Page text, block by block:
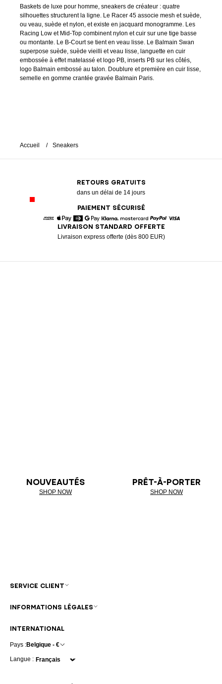
Baskets de luxe pour homme, sneakers de créateur : quatre
silhouettes structurent la ligne. Le Racer 45 associe mesh et suède,
ou veau, suède et nylon, et existe en jacquard monogramme. Les
Racing Low et Mid-Top combinent nylon et cuir sur une tige basse
ou montante. Le B-Court se tient en veau lisse. Le Balmain Swan
superpose suède, suède vieilli et veau lisse, languette en cuir
embossée à effet matelassé et logo PB, inserts PB sur les côtés,
logo Balmain embossé au talon. Doublure et première en cuir lisse,
semelle en gomme crantée gravée Balmain Paris.
Accueil Sneakers
RETOURS GRATUITS
dans un délai de 14 jours
PAIEMENT SÉCURISÉ
American Express
Apple Pay
DinersGoogle Pay
Klarna MastercardPaypal
LIVRAISON STANDARD OFFERTE
Livraison express offerte (dès 800 EUR)
NOUVEAUTÉS
SHOP NOW
PRÊT-À-PORTER
SHOP NOW
INTERNATIONAL
Pays :Belgique - €
Langue :
SERVICE CLIENT
INFORMATIONS LÉGALES